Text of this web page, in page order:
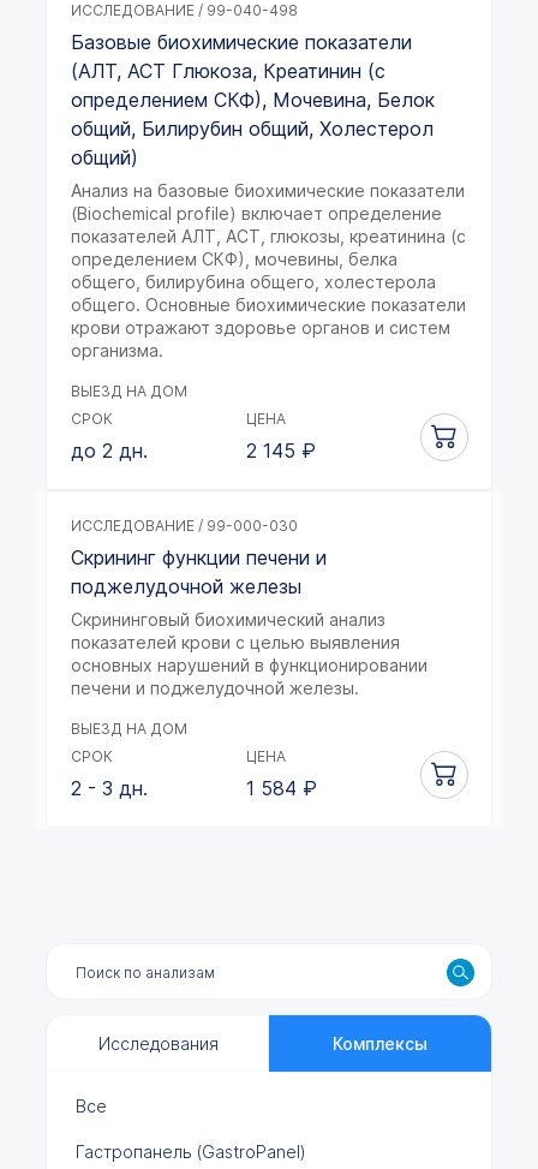
ИССЛЕДОВАНИЕ / 99-040-498
Базовые биохимические показатели
(АЛТ, АСТ Глюкоза, Креатинин (с
определением СКФ), Мочевина, Белок
общий, Билирубин общий, Холестерол
общий)
Анализ на базовые биохимические показатели
(Biochemical profile) включает определение
показателей АЛТ, АСТ, глюкозы, креатинина (с
определением СКФ), мочевины, белка
общего, билирубина общего, холестерола
общего. Основные биохимические показатели
крови отражают здоровье органов и систем
организма.
ВЫЕЗД НА ДОМ
СРОК
до 2 дн.
ЦЕНА
2 145 ₽
ИССЛЕДОВАНИЕ / 99-000-030
Скрининг функции печени и
поджелудочной железы
Скрининговый биохимический анализ
показателей крови с целью выявления
основных нарушений в функционировании
печени и поджелудочной железы.
ВЫЕЗД НА ДОМ
СРОК
2 - 3 дн.
ЦЕНА
1 584 ₽
Исследования Комплексы
Все
Гастропанель (GastroPanel)